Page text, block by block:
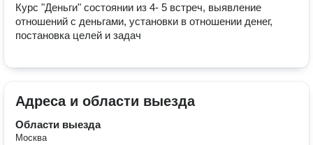
Курс "Деньги" состоянии из 4- 5 встреч, выявление
отношений с деньгами, установки в отношении денег,
постановка целей и задач
Адреса и области выезда
Области выезда
Москва